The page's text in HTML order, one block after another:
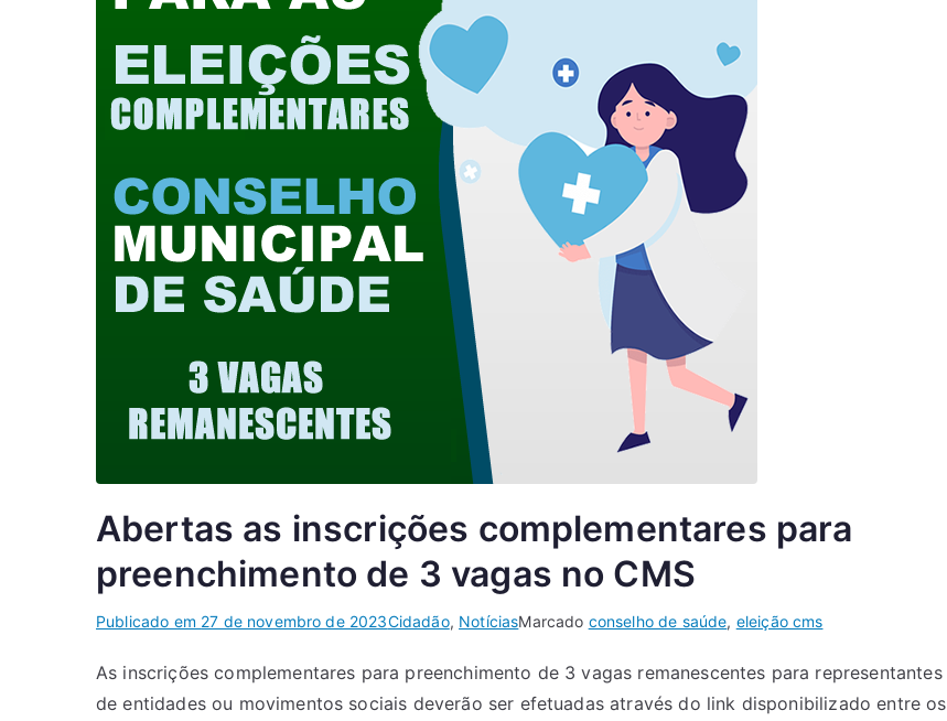
Abertas as inscrições complementares para
preenchimento de 3 vagas no CMS
Publicado em 27 de novembro de 2023Cidadão, NotíciasMarcado conselho de saúde, eleição cms
As inscrições complementares para preenchimento de 3 vagas remanescentes para representantes
de entidades ou movimentos sociais deverão ser efetuadas através do link disponibilizado entre os